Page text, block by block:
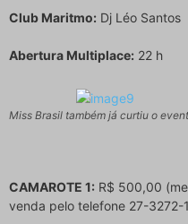
Club Maritmo: Dj Léo Santos
Abertura Multiplace: 22 h
Miss Brasil também já curtiu o
CAMAROTE 1: R$ 500,00
venda pelo telefone 27-3272-